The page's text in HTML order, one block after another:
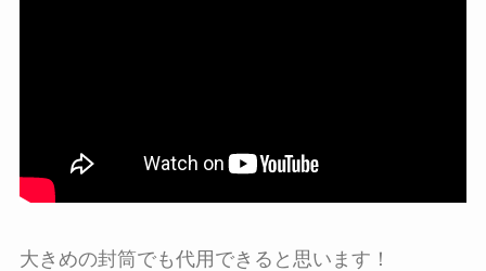
大きめの封筒でも代用できると思います！